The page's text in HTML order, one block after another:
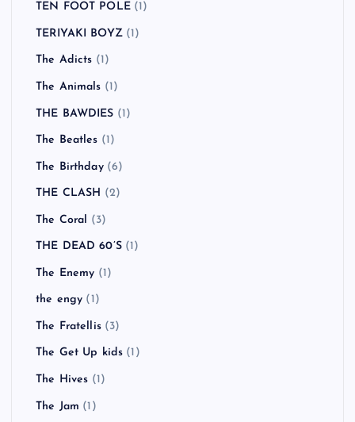
TEN FOOT POLE(1)
TERIYAKI BOYZ(1)
The Adicts (1)
The Animals (1)
THE BAWDIES (1)
The Beatles (1)
The Birthday(6)
THE CLASH (2)
The Coral (3)
THE DEAD 60’S(1)
The Enemy (1)
the engy (1)
The Fratellis(3)
The Get Up kids (1)
The Hives (1)
The Jam (1)